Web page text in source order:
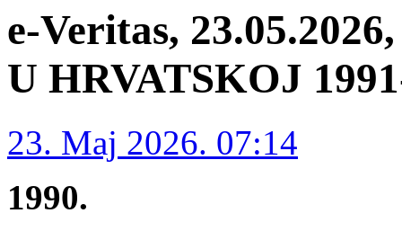
e-Veritas,
U HRVATSKOJ
23. Maj 2026. 07:14
1990.